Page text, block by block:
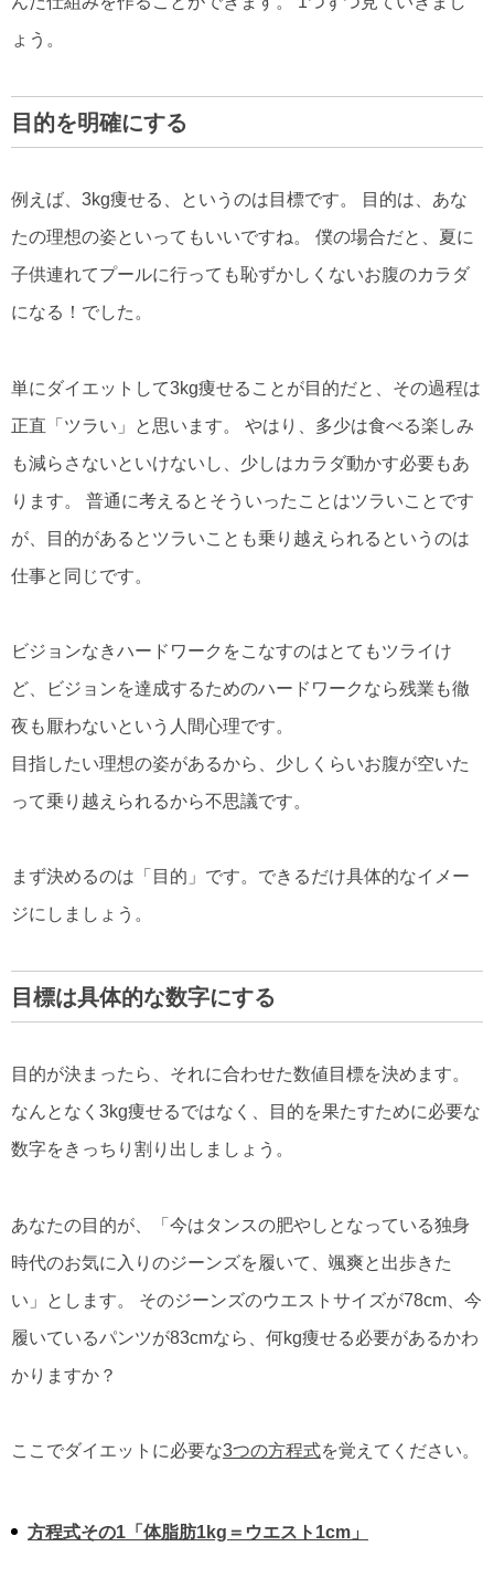
ょう。
目的を明確にする
例えば、3kg痩せる、というのは目標です。 目的は、あな
たの理想の姿といってもいいですね。 僕の場合だと、夏に
子供連れてプールに行っても恥ずかしくないお腹のカラダ
になる！でした。
単にダイエットして3kg痩せることが目的だと、その過程は
正直「ツラい」と思います。 やはり、多少は食べる楽しみ
も減らさないといけないし、少しはカラダ動かす必要もあ
ります。 普通に考えるとそういったことはツラいことです
が、目的があるとツラいことも乗り越えられるというのは
仕事と同じです。
ビジョンなきハードワークをこなすのはとてもツライけ
ど、ビジョンを達成するためのハードワークなら残業も徹
夜も厭わないという人間心理です。
目指したい理想の姿があるから、少しくらいお腹が空いた
って乗り越えられるから不思議です。
まず決めるのは「目的」です。できるだけ具体的なイメー
ジにしましょう。
目標は具体的な数字にする
目的が決まったら、それに合わせた数値目標を決めます。
なんとなく3kg痩せるではなく、目的を果たすために必要な
数字をきっちり割り出しましょう。
あなたの目的が、「今はタンスの肥やしとなっている独身
時代のお気に入りのジーンズを履いて、颯爽と出歩きた
い」とします。 そのジーンズのウエストサイズが78cm、今
履いているパンツが83cmなら、何kg痩せる必要があるかわ
かりますか？
ここでダイエットに必要な3つの方程式を覚えてください。
方程式その1「体脂肪1kg＝ウエスト1cm」